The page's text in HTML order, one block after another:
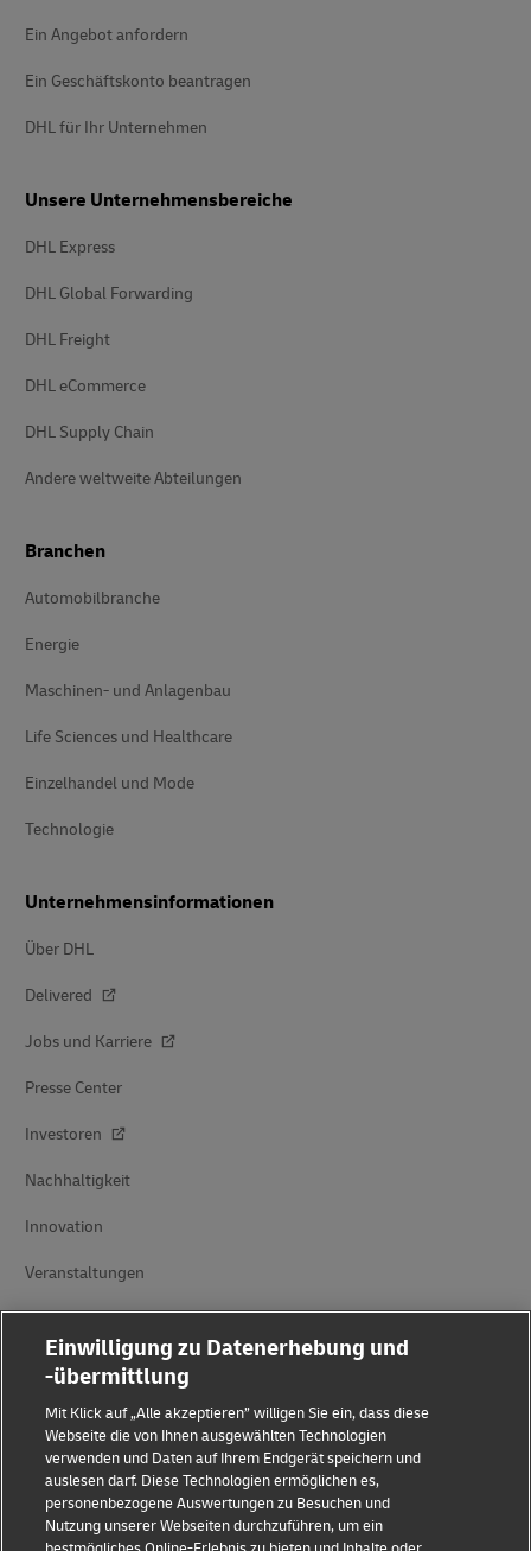
Ein Angebot anfordern
Ein Geschäftskonto beantragen
DHL für Ihr Unternehmen
Unsere Unternehmensbereiche
DHL Express
DHL Global Forwarding
DHL Freight
DHL eCommerce
DHL Supply Chain
Andere weltweite Abteilungen
Branchen
Automobilbranche
Energie
Maschinen- und Anlagenbau
Life Sciences und Healthcare
Einzelhandel und Mode
Technologie
Unternehmensinformationen
Über DHL
Delivered
Jobs und Karriere
Presse Center
Investoren
Nachhaltigkeit
Innovation
Veranstaltungen
Markenpartnerschaften
Betrugserkennung
Einwilligung zu Datenerhebung und
-übermittlung
Mit Klick auf „Alle akzeptieren” willigen Sie ein, dass diese
Webseite die von Ihnen ausgewählten Technologien
verwenden und Daten auf Ihrem Endgerät speichern und
auslesen darf. Diese Technologien ermöglichen es,
personenbezogene Auswertungen zu Besuchen und
Nutzung unserer Webseiten durchzuführen, um ein